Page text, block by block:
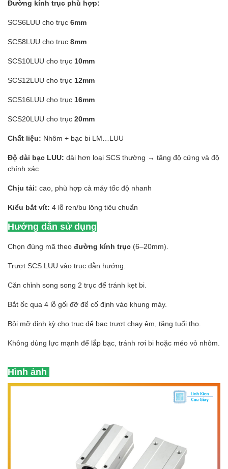
Đường kính trục phù hợp:
SCS6LUU cho trục 6mm
SCS8LUU cho trục 8mm
SCS10LUU cho trục 10mm
SCS12LUU cho trục 12mm
SCS16LUU cho trục 16mm
SCS20LUU cho trục 20mm
Chất liệu: Nhôm + bạc bi LM…LUU
Độ dài bạc LUU: dài hơn loại SCS thường → tăng độ cứng và độ
chính xác
Chịu tải: cao, phù hợp cả máy tốc độ nhanh
Kiểu bắt vít: 4 lỗ ren/bu lông tiêu chuẩn
Hướng dẫn sử dụng
Chọn đúng mã theo đường kính trục (6–20mm).
Trượt SCS LUU vào trục dẫn hướng.
Căn chỉnh song song 2 trục để tránh kẹt bi.
Bắt ốc qua 4 lỗ gối đỡ để cố định vào khung máy.
Bôi mỡ định kỳ cho trục để bạc trượt chạy êm, tăng tuổi thọ.
Không dùng lực mạnh để lắp bạc, tránh rơi bi hoặc méo vỏ nhôm.
Hình ảnh